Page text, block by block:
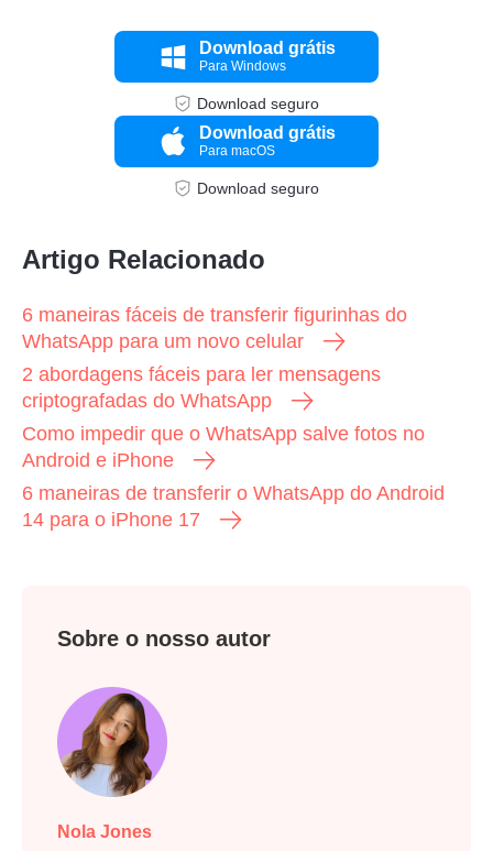
Etapa 3.
Download grátis
Para Windows
Download seguro
Download grátis
Para macOS
Download seguro
Artigo Relacionado
6 maneiras fáceis de transferir figurinhas do
WhatsApp para um novo celular
2 abordagens fáceis para ler mensagens
criptografadas do WhatsApp
Como impedir que o WhatsApp salve fotos no
Android e iPhone
6 maneiras de transferir o WhatsApp do Android
14 para o iPhone 17
Sobre o nosso autor
Nola Jones